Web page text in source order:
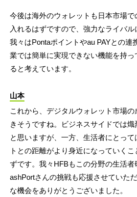
今後は海外のウォレットも日本市場
入れるはずですので、強力なライバル
我々はPontaポイントやau PAYとの連
業では簡単に実現できない機能を持
ると考えています。
山本
これから、デジタルウォレット市場
きそうですね。ビジネスサイドでは熾
と思いますが、一方、生活者にとっ
トとの距離がより身近になっていく
ずです。我々HFBもこの分野の生活
ashPortさんの挑戦も応援させていた
な機会をありがとうございました。